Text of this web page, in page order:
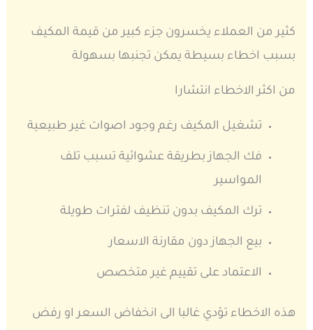
كثير من العملاء يخسرون جزء كبير من قيمة المكيف
بسبب اخطاء بسيطة يمكن تجنبها بسهولة
من اكثر الاخطاء انتشارا
تشغيل المكيف رغم وجود اصوات غير طبيعية
فك الجهاز بطريقة عشوائية تسبب تلف
المواسير
ترك المكيف بدون تنظيف لفترات طويلة
بيع الجهاز دون مقارنة الاسعار
الاعتماد على تقييم غير متخصص
هذه الاخطاء تؤدي غالبا الى انخفاض السعر او رفض